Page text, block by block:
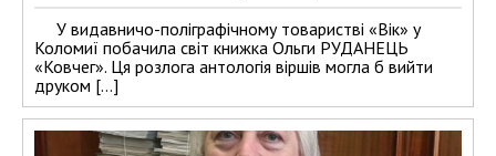
У видавничо-поліграфічному товаристві «Вік» у
Коломиї побачила світ книжка Ольги РУДАНЕЦЬ
«Ковчег». Ця розлога антологія віршів могла б вийти
друком […]